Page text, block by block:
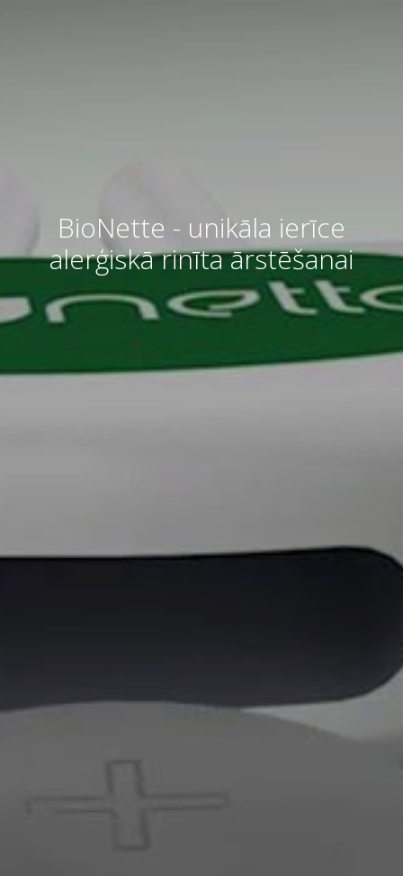
BioNette - unikāla ierīce
alerģiskā rinīta ārstēšanai